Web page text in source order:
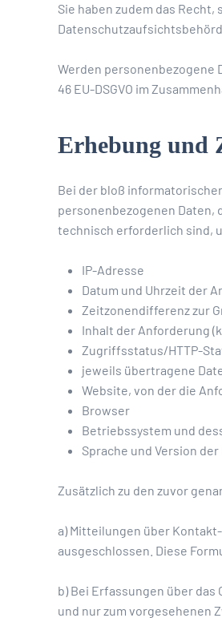
Sie haben zudem das
Werden personenbezogene
46 EU-DSGVO im
Erhebung und
Bei der bloß
personenbezogenen Daten,
technisch erforderlich sind,
IP-Adresse
Datum und Uhrzeit der
Zeitzonendifferenz zur
Inhalt der Anforderung
Zugriffsstatus/HTTP-
jeweils übertragene
Website, von der die
Browser
Betriebssystem und
Sprache und Version
Zusätzlich zu den zuvor
a) Mitteilungen über
ausgeschlossen. Diese
b) Bei Erfassungen über
und nur zum vorgesehenen